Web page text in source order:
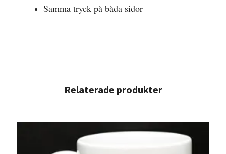
Samma tryck på båda sidor